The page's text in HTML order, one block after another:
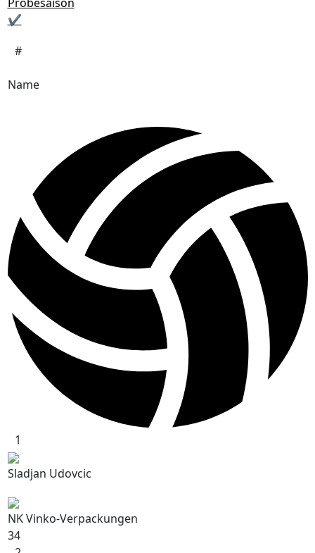
✔
#
Name
1
Sladjan Udovcic
NK Vinko-Verpackungen
34